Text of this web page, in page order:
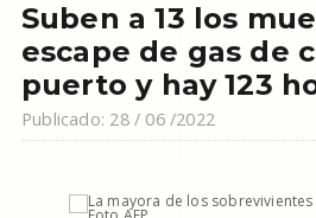
Suben a 13 los
escape de gas de
puerto y hay 123
Publicado: 28 / 06 /2022